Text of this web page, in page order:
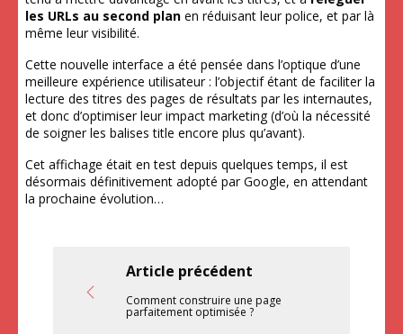
les URLs au second plan en réduisant leur police, et par là
même leur visibilité.
Cette nouvelle interface a été pensée dans l’optique d’une
meilleure expérience utilisateur : l’objectif étant de faciliter la
lecture des titres des pages de résultats par les internautes,
et donc d’optimiser leur impact marketing (d’où la nécessité
de soigner les balises title encore plus qu’avant).
Cet affichage était en test depuis quelques temps, il est
désormais définitivement adopté par Google, en attendant
la prochaine évolution…
Article précédent
Comment construire une page
parfaitement optimisée ?